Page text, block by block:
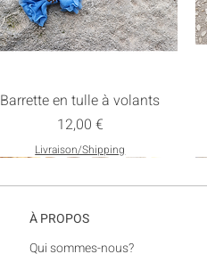
Barrette en tulle à volants
Prix
12,00 €
Livraison/Shipping
À PROPOS
​Qui sommes-nous?